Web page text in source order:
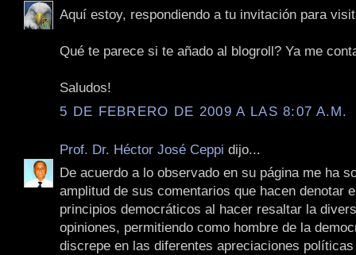
Aquí estoy, respondiendo a tu invitación para
Qué te parece si te añado al blogroll? Ya me
Saludos!
5 DE FEBRERO DE 2009 A LAS 8:07 A.M.
Prof. Dr. Héctor José Ceppi dijo...
De acuerdo a lo observado en su página me ha
amplitud de sus comentarios que hacen denotar
principios democráticos al hacer resaltar la
opiniones, permitiendo como hombre de la
discrepe en las diferentes apreciaciones